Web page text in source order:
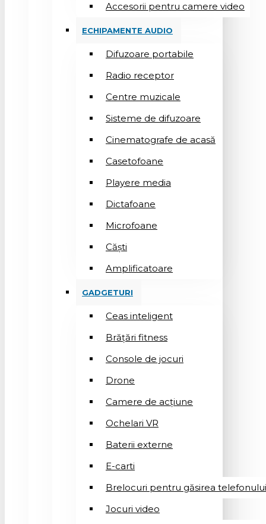
Accesorii pentru camere video
ECHIPAMENTE AUDIO
Difuzoare portabile
Radio receptor
Centre muzicale
Sisteme de difuzoare
Cinematografe de acasă
Casetofoane
Playere media
Dictafoane
Microfoane
Căşti
Amplificatoare
GADGETURI
Ceas inteligent
Brățări fitness
Console de jocuri
Drone
Camere de acțiune
Ochelari VR
Baterii externe
E-carti
Brelocuri pentru găsirea telefonului
Jocuri video